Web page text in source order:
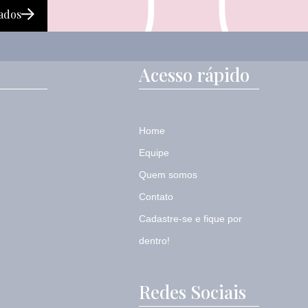
Acesso rápido
Home
Equipe
Quem somos
Contato
Cadastre-se e fique por
dentro!
Redes Sociais